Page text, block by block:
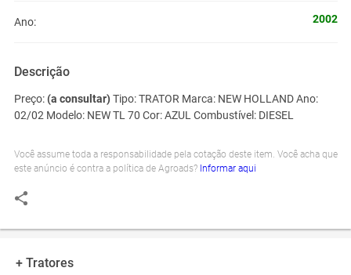
Ano: 2002
Descrição
Preço:(a consultar)Tipo:TRATORMarca: NEW HOLLANDAno:
02/02Modelo: NEW TL 70 Cor:AZULCombustível: DIESEL
Você assume toda a responsabilidade pela cotação deste item. Você acha que
este anúncio é contra a política de Agroads? Informar aqui
+ Tratores